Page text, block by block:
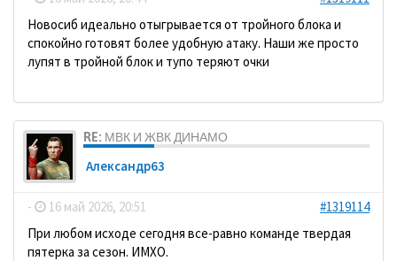
Новосиб идеально отыгрывается от тройного блока и
спокойно готовят более удобную атаку. Наши же просто
лупят в тройной блок и тупо теряют очки
RE: МВК И ЖВК ДИНАМО
Александр63
- 16 май 2026, 20:51
#1319114
При любом исходе сегодня все-равно команде твердая
пятерка за сезон. ИМХО.